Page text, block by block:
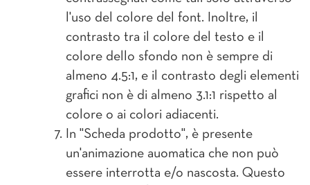
l'uso del colore del font. Inoltre, il
contrasto tra il colore del testo e il
colore dello sfondo non è sempre di
almeno 4.5:1, e il contrasto degli elementi
grafici non è di almeno 3.1:1 rispetto al
colore o ai colori adiacenti.
In "Scheda prodotto", è presente
un'animazione auomatica che non può
essere interrotta e/o nascosta. Questo